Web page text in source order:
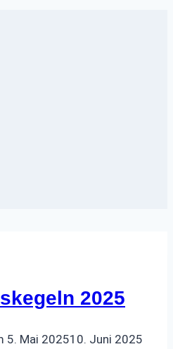
2025
5. Mai 202510. Juni 2025